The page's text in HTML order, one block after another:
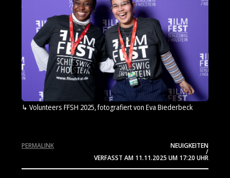
Volunteers FFSH 2025, fotografiert von Eva Biederbeck
NEUIGKEITEN
/
VERFASST AM 11.11.2025 UM 17:20 UHR
PERMALINK